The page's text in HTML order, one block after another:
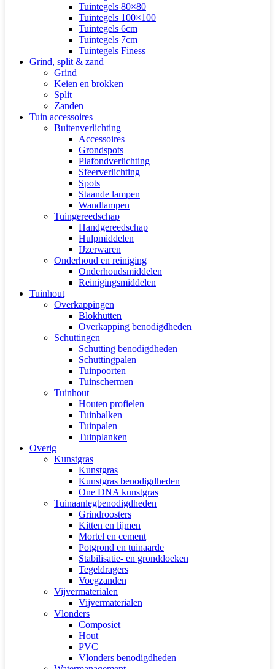
Tuintegels 80×80
Tuintegels 100×100
Tuintegels 6cm
Tuintegels 7cm
Tuintegels Finess
Grind, split & zand
Grind
Keien en brokken
Split
Zanden
Tuin accessoires
Buitenverlichting
Accessoires
Grondspots
Plafondverlichting
Sfeerverlichting
Spots
Staande lampen
Wandlampen
Tuingereedschap
Handgereedschap
Hulpmiddelen
IJzerwaren
Onderhoud en reiniging
Onderhoudsmiddelen
Reinigingsmiddelen
Tuinhout
Overkappingen
Blokhutten
Overkapping benodigdheden
Schuttingen
Schutting benodigdheden
Schuttingpalen
Tuinpoorten
Tuinschermen
Tuinhout
Houten profielen
Tuinbalken
Tuinpalen
Tuinplanken
Overig
Kunstgras
Kunstgras
Kunstgras benodigdheden
One DNA kunstgras
Tuinaanlegbenodigdheden
Grindroosters
Kitten en lijmen
Mortel en cement
Potgrond en tuinaarde
Stabilisatie- en gronddoeken
Tegeldragers
Voegzanden
Vijvermaterialen
Vijvermaterialen
Vlonders
Composiet
Hout
PVC
Vlonders benodigdheden